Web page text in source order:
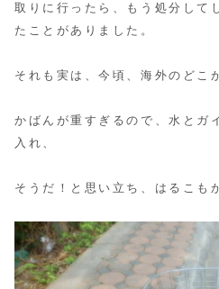
取りに行ったら、もう処分して
たことがありました。
それも実は、今頃、海外のどこ
かばんが重すぎるので、水とガ
入れ、
そうだ！と思い立ち、はるこも